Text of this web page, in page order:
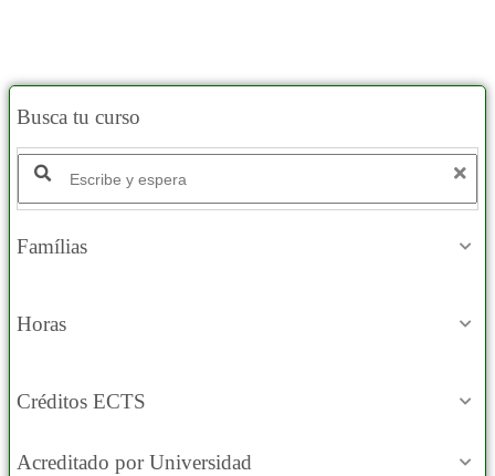
Busca tu curso
Famílias
Horas
Créditos ECTS
Acreditado por Universidad